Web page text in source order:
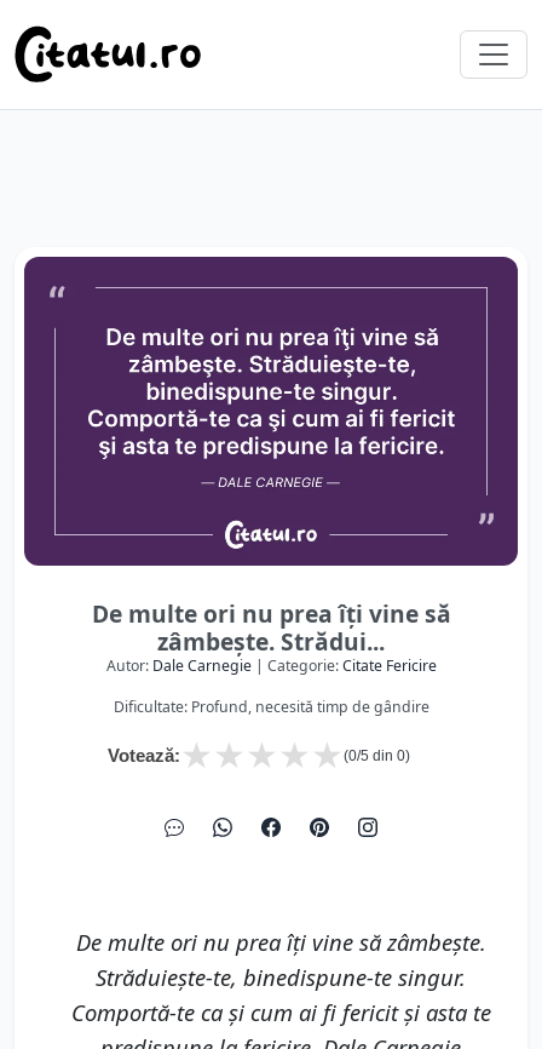
De multe ori nu prea îţi vine să
zâmbeşte. Strădui...
Autor: Dale Carnegie| Categorie:Citate Fericire
Dificultate: Profund, necesită timp de gândire
Votează: ★
★
★
★
★ (0/5 din 0)
De multe ori nu prea îţi vine să zâmbeşte.
Străduieşte-te, binedispune-te singur.
Comportă-te ca şi cum ai fi fericit şi asta te